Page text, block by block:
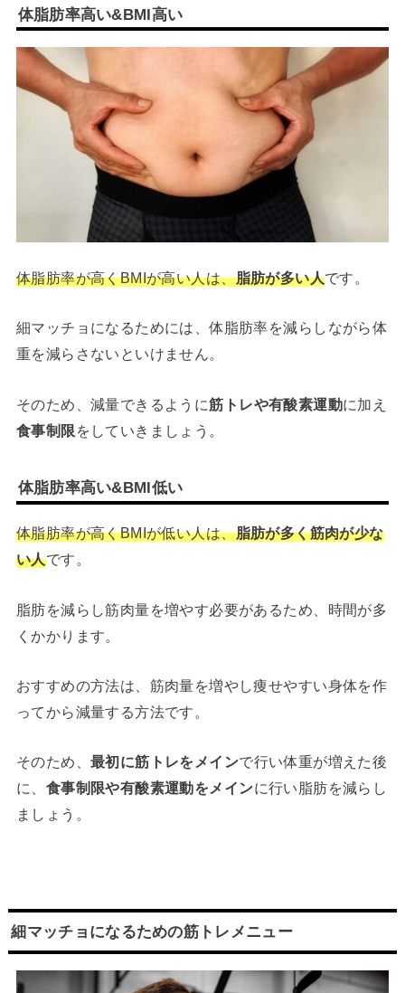
体脂肪率高い&BMI高い
体脂肪率が高くBMIが高い人は、脂肪が多い人です。
細マッチョになるためには、体脂肪率を減らしながら体
重を減らさないといけません。
そのため、減量できるように筋トレや有酸素運動に加え
食事制限 をしていきましょう。
体脂肪率高い&BMI低い
体脂肪率が高くBMIが低い人は、脂肪が多く筋肉が少な
い人です。
脂肪を減らし筋肉量を増やす必要があるため、時間が多
くかかります。
おすすめの方法は、筋肉量を増やし痩せやすい身体を作
ってから減量する方法です。
そのため、 最初に筋トレをメインで行い体重が増えた後
に、 食事制限や有酸素運動をメインに行い脂肪を減らし
ましょう。
細マッチョになるための筋トレメニュー